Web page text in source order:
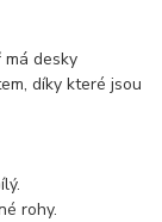
desky
díky které jsou
rohy.